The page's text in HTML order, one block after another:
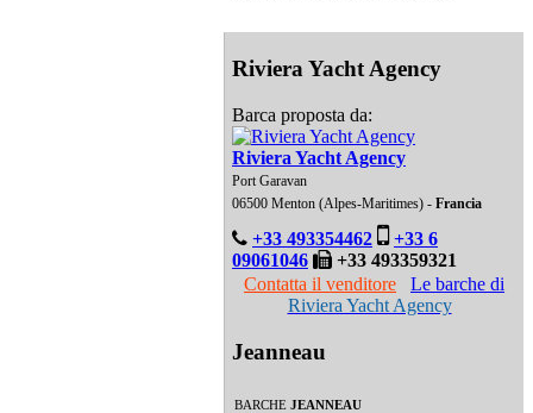
Riviera Yacht Agency
Barca proposta da:
Riviera Yacht Agency
Port Garavan
06500 Menton (Alpes-Maritimes) - Francia
+33 493354462
+33 6
09061046
+33 493359321
Contatta il venditore
Le barche di
Riviera Yacht Agency
Jeanneau
BARCHE JEANNEAU